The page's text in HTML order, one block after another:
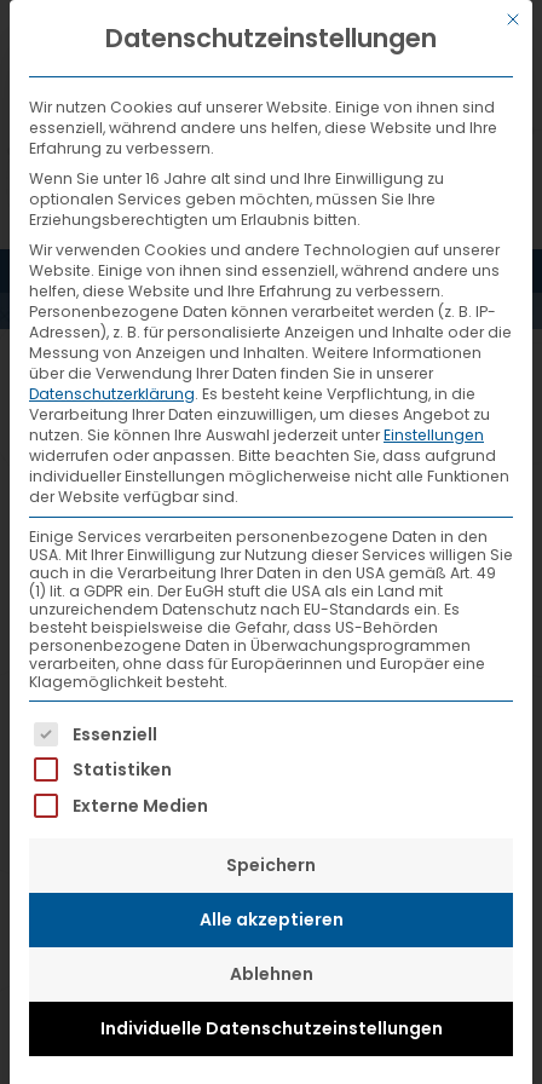
DEUTSCH
MENÜ
PRESSEMELDUNGEN
VTL zeichnet Partner für
hervorragende Leistung aus
8. Systemtreffen in Düsseldorf
Die Gewinner der VTL
PartnerAWARDs 2013 von links:
Peter Berg, Huckschlag;
Thomas Huckschlag; Thomas
Wilberg, Hoss; Lars Thorsen,
Mit
Datenschutzeinstellungen
Wir nutzen Cookies auf unserer Website. Einige von ihnen sind
essenziell, während andere uns helfen, diese Website und Ihre
Erfahrung zu verbessern.
Wenn Sie unter 16 Jahre alt sind und Ihre Einwilligung zu
optionalen Services geben möchten, müssen Sie Ihre
Erziehungsberechtigten um Erlaubnis bitten.
Wir verwenden Cookies und andere Technologien auf unserer
Website. Einige von ihnen sind essenziell, während andere uns
helfen, diese Website und Ihre Erfahrung zu verbessern.
Personenbezogene Daten können verarbeitet werden (z. B. IP-
Adressen), z. B. für personalisierte Anzeigen und Inhalte oder die
Messung von Anzeigen und Inhalten. Weitere Informationen
über die Verwendung Ihrer Daten finden Sie in unserer
Datenschutzerklärung. Es besteht keine Verpflichtung, in die
Verarbeitung Ihrer Daten einzuwilligen, um dieses Angebot zu
nutzen. Sie können Ihre Auswahl jederzeit unterEinstellungen
widerrufen oder anpassen. Bitte beachten Sie, dass aufgrund
individueller Einstellungen möglicherweise nicht alle Funktionen
der Website verfügbar sind.
Einige Services verarbeiten personenbezogene Daten in den
USA. Mit Ihrer Einwilligung zur Nutzung dieser Services willigen Sie
auch in die Verarbeitung Ihrer Daten in den USA gemäß Art. 49
(1) lit. a GDPR ein. Der EuGH stuft die USA als ein Land mit
unzureichendem Datenschutz nach EU-Standards ein. Es
besteht beispielsweise die Gefahr, dass US-Behörden
personenbezogene Daten in Überwachungsprogrammen
verarbeiten, ohne dass für Europäerinnen und Europäer eine
Klagemöglichkeit besteht.
Es folgt eine Liste der Service-Gruppen,
Essenziell
Statistiken
Externe Medien
Speichern
Alle akzeptieren
Ablehnen
Individuelle Datenschutzeinstellungen